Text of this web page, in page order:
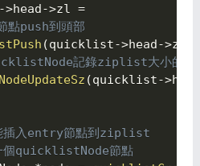
->head->zl =
push到頭部
(quicklist->head->zl
記錄ziplist大小的sz
(quicklist->head
插入entry節點到ziplist
個quicklistNode節點